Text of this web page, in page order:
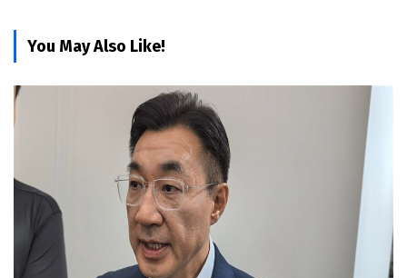
You May Also Like!